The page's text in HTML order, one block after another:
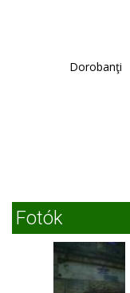
Dorobanţi
Fotók